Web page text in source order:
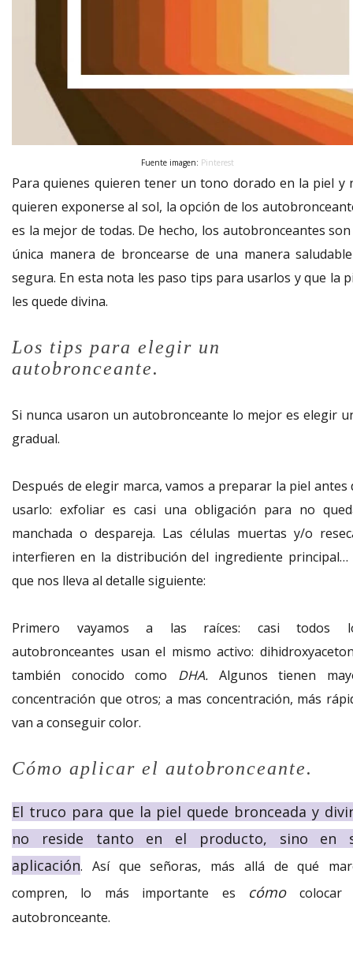
Fuente imagen: Pinterest
Para quienes quieren tener un tono dorado en la piel y
quieren exponerse al sol, la opción de los
es la mejor de todas. De hecho, los autobronceantes
única manera de broncearse de una manera
segura. En esta nota les paso tips para usarlos y que la
les quede divina.
Los tips para elegir un
autobronceante.
Si nunca usaron un autobronceante lo mejor es elegir
gradual.
Después de elegir marca, vamos a preparar la piel antes
usarlo: exfoliar es casi una obligación para no
manchada o despareja. Las células muertas y/o
interfieren en la distribución del ingrediente principal…
que nos lleva al detalle siguiente:
Primero vayamos a las raíces: casi todos
autobronceantes usan el mismo activo:
también conocido como DHA. Algunos tienen
concentración que otros; a mas concentración, más
van a conseguir color.
Cómo aplicar el autobronceante.
El truco para que la piel quede bronceada y
no reside tanto en el producto, sino en
aplicación. Así que señoras, más allá de qué
compren, lo más importante es cómocolocar
autobronceante.